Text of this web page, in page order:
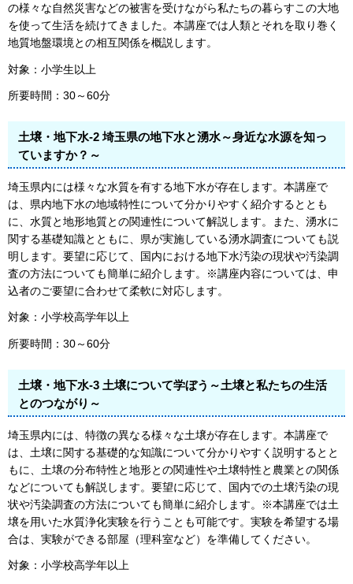
の様々な自然災害などの被害を受けながら私たちの暮らすこの大地
を使って生活を続けてきました。本講座では人類とそれを取り巻く
地質地盤環境との相互関係を概説します。
対象：小学生以上
所要時間：30～60分
土壌・地下水-2 埼玉県の地下水と湧水～身近な水源を知っ
ていますか？～
埼玉県内には様々な水質を有する地下水が存在します。本講座で
は、県内地下水の地域特性について分かりやすく紹介するととも
に、水質と地形地質との関連性について解説します。また、湧水に
関する基礎知識とともに、県が実施している湧水調査についても説
明します。要望に応じて、国内における地下水汚染の現状や汚染調
査の方法についても簡単に紹介します。※講座内容については、申
込者のご要望に合わせて柔軟に対応します。
対象：小学校高学年以上
所要時間：30～60分
土壌・地下水-3 土壌について学ぼう～土壌と私たちの生活
とのつながり～
埼玉県内には、特徴の異なる様々な土壌が存在します。本講座で
は、土壌に関する基礎的な知識について分かりやすく説明するとと
もに、土壌の分布特性と地形との関連性や土壌特性と農業との関係
などについても解説します。要望に応じて、国内での土壌汚染の現
状や汚染調査の方法についても簡単に紹介します。※本講座では土
壌を用いた水質浄化実験を行うことも可能です。実験を希望する場
合は、実験ができる部屋（理科室など）を準備してください。
対象：小学校高学年以上